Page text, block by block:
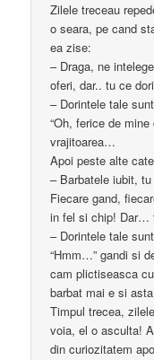
Zilele treceau
o seara, pe cand
ea zise:
– Draga, ne
oferi, dar.. tu ce
– Dorintele tale
“Oh, ferice de
vrajitoarea…
Apoi peste alte
– Barbatele iubit,
Fiecare gand,
in fel si chip! Dar…
– Dorintele tale
“Hmm…” gandi si
cam plictiseasca
barbat mai e si
Timpul trecea,
voia, el o asculta!
din curiozitatem